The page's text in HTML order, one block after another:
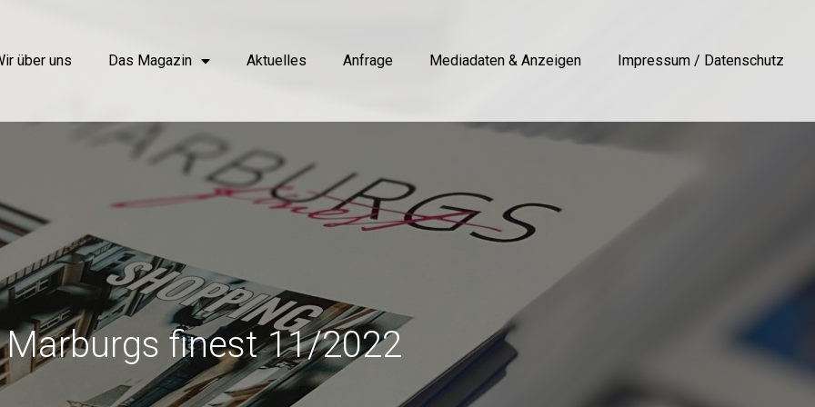
über uns Das Magazin Aktuelles Anfrage Mediadaten & Anzeigen Impressum / Datenschutz
Marburgs finest 11/2022